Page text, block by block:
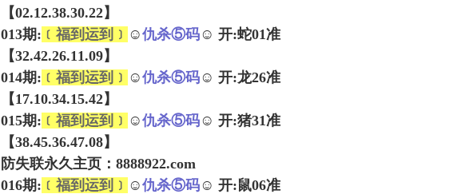
【02.12.38.30.22】
013期: ﹝福到运到﹞ ☺仇杀⑤码☺ 开:蛇01准
【32.42.26.11.09】
014期: ﹝福到运到﹞ ☺仇杀⑤码☺ 开:龙26准
【17.10.34.15.42】
015期: ﹝福到运到﹞ ☺仇杀⑤码☺ 开:猪31准
【38.45.36.47.08】
防失联永久主页：8888922.com
016期: ﹝福到运到﹞ ☺仇杀⑤码☺ 开:鼠06准